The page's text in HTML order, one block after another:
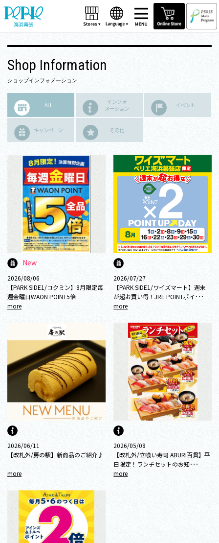
海浜幕張
Shop Information
ショップインフォメーション
ALL
インフォ
メーション
イベント
キャンペーン その他
New
2026/08/06
【PARK SIDE1/コクミン】8月限定毎
週金曜日WAON POINT5倍
more
2026/07/27
【PARK SIDE1/ワイズマート】週末
が超お買い得！JRE POINTポイ･･･
more
2026/06/11
【改札外/房の駅】新商品のご紹介♪
more
2026/05/08
【改札外/立喰い寿司 ABURI百貫】平
日限定！ランチセットのお知･･･
more